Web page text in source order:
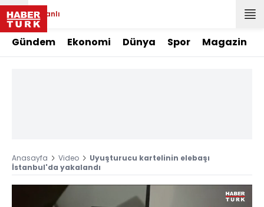
Canlı
Gündem Ekonomi Dünya Spor Magazin
Anasayfa Video
Uyuşturucu kartelinin elebaşı
İstanbul'da yakalandı